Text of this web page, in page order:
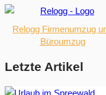
Relogg Firmenumzug
Büroumzug
Letzte Artikel